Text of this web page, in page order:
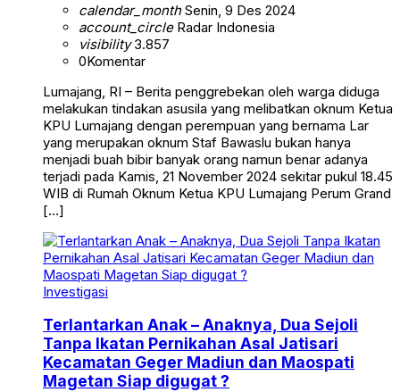
calendar_monthSenin, 9 Des 2024
account_circleRadar Indonesia
visibility3.857
0Komentar
Lumajang, RI – Berita penggrebekan oleh warga diduga
melakukan tindakan asusila yang melibatkan oknum Ketua
KPU Lumajang dengan perempuan yang bernama Lar
yang merupakan oknum Staf Bawaslu bukan hanya
menjadi buah bibir banyak orang namun benar adanya
terjadi pada Kamis, 21 November 2024 sekitar pukul 18.45
WIB di Rumah Oknum Ketua KPU Lumajang Perum Grand
[…]
Investigasi
Terlantarkan Anak – Anaknya, Dua Sejoli
Tanpa Ikatan Pernikahan Asal Jatisari
Kecamatan Geger Madiun dan Maospati
Magetan Siap digugat ?